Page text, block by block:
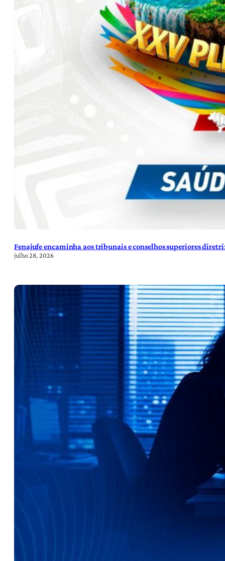
Fenajufe encaminha aos tribunais e conselhos superiores
julho 28, 2026